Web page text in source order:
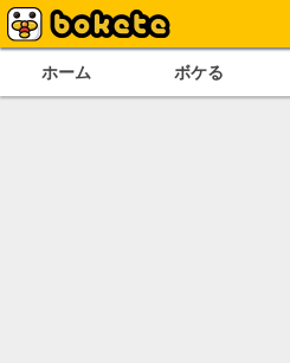
ホーム ボケる